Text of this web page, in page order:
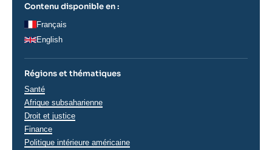
Contenu disponible en :
Français
English
Régions et thématiques
Thématiques
analyses
Santé
Afrique subsaharienne
Droit et justice
Finance
Politique intérieure américaine